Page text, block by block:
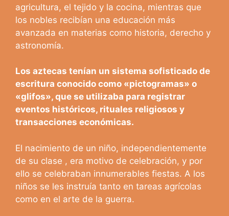
agricultura, el tejido y la cocina, mientras que
los nobles recibían una educación más
avanzada en materias como historia, derecho y
astronomía.
Los aztecas tenían un sistema sofisticado de
escritura conocido como «pictogramas» o
«glifos», que se utilizaba para registrar
eventos históricos, rituales religiosos y
transacciones económicas.
El nacimiento de un niño, independientemente
de su clase , era motivo de celebración, y por
ello se celebraban innumerables fiestas. A los
niños se les instruía tanto en tareas agrícolas
como en el arte de la guerra.